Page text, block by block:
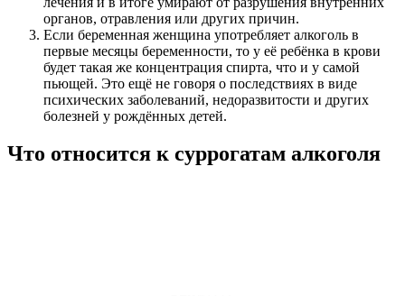
органов, отравления или других причин.
Если беременная женщина употребляет алкоголь в
первые месяцы беременности, то у её ребёнка в крови
будет такая же концентрация спирта, что и у самой
пьющей. Это ещё не говоря о последствиях в виде
психических заболеваний, недоразвитости и других
болезней у рождённых детей.
Что относится к суррогатам алкоголя